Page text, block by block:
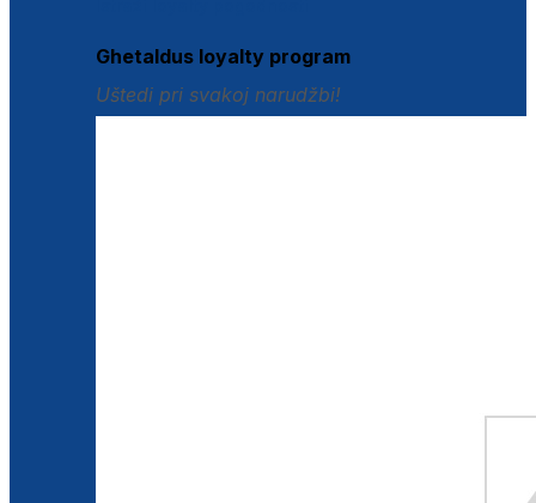
Ghetaldus loyalty program
Uštedi pri svakoj narudžbi!